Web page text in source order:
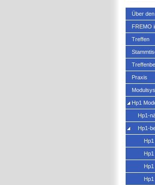
Über
FREMO
Treffen
Praxis
Hp1
Hp1-
Hp1-